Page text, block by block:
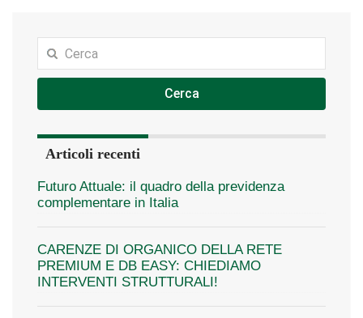
Cerca
Articoli recenti
Futuro Attuale: il quadro della previdenza
complementare in Italia
CARENZE DI ORGANICO DELLA RETE
PREMIUM E DB EASY: CHIEDIAMO
INTERVENTI STRUTTURALI!